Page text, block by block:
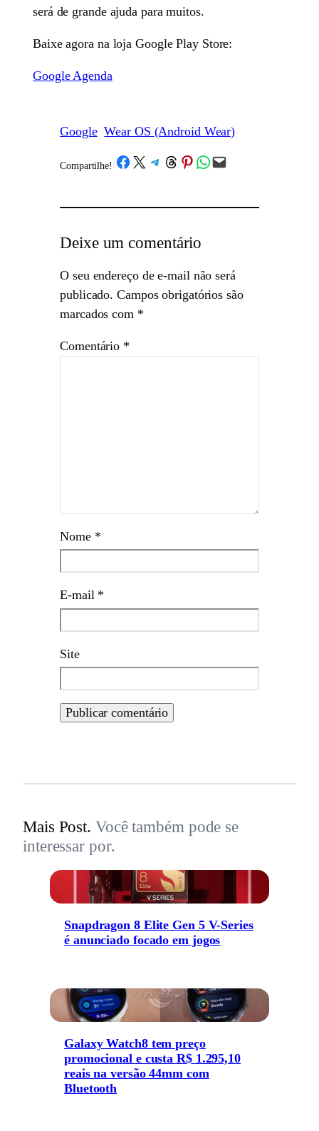
será de grande ajuda para muitos.
Baixe agora na loja Google Play Store:
Google Agenda
Google Wear OS (Android Wear)
Compartilhe! /Share on Facebook
Share on X Share on Telegram
Share on Threads
Share on Pinterest
Share on WhatsApp
Email this Page
Deixe um comentário
O seu endereço de e-mail não será
publicado. Campos obrigatórios são
marcados com *
Comentário *
Nome *
E-mail *
Site
Mais Post. Você também pode se
interessar por.
Snapdragon 8 Elite Gen 5 V-Series
é anunciado focado em jogos
Galaxy Watch8 tem preço
promocional e custa R$ 1.295,10
reais na versão 44mm com
Bluetooth